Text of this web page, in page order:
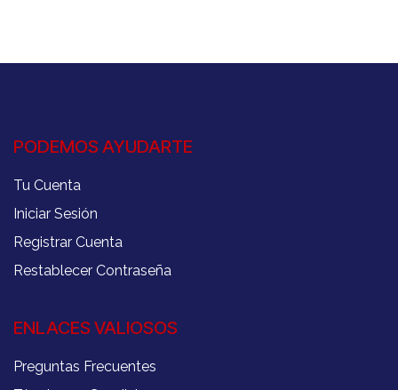
PODEMOS AYUDARTE
Tu Cuenta
Iniciar Sesión
Registrar Cuenta
Restablecer Contraseña
ENLACES VALIOSOS
Preguntas Frecuentes